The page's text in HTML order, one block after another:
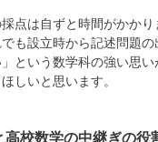
点は自ずと時間がかか
も設立時から記述問題
という数学科の強い思
しいと思います。
校数学の中継ぎの役